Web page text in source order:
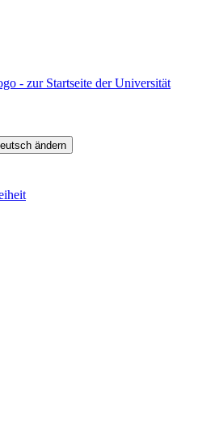
- zur Startseite der Universität
ändern